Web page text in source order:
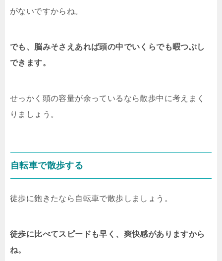
がないですからね。
でも、脳みそさえあれば頭の中でいくらでも暇つぶし
できます。
せっかく頭の容量が余っているなら散歩中に考えまく
りましょう。
自転車で散歩する
徒歩に飽きたなら自転車で散歩しましょう。
徒歩に比べてスピードも早く、爽快感がありますから
ね。